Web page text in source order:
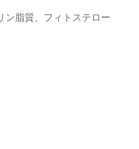
脂質、フィトステロー